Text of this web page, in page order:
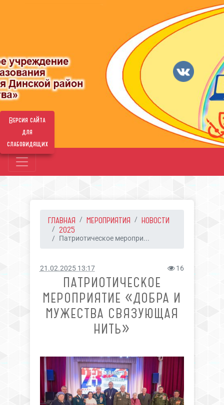
Версия сайта
для
слабовидящих
ГЛАВНАЯ МЕРОПРИЯТИЯ
НОВОСТИ
2025
Патриотическое меропри...
21.02.2025 13:17 16
ПАТРИОТИЧЕСКОЕ
МЕРОПРИЯТИЕ «ДОБРА И
МУЖЕСТВА СВЯЗУЮЩАЯ
НИТЬ»